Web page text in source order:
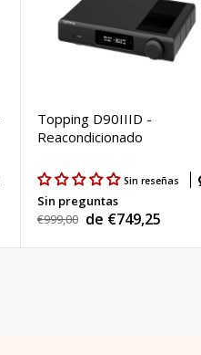
Topping D90IIID -
Reacondicionado
Sin reseñas
Sin preguntas
Precio
€999,00 Precio
de
de €749,25